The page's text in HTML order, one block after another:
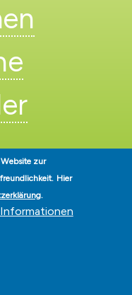
Str. 2 • 16540 Hohen
- Vervielfältigung nur
zur
Hier
.